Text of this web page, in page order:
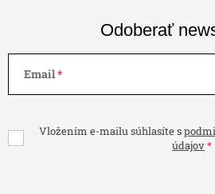
Odoberať
Email
Vložením e-mailu súhlasíte s
údajov